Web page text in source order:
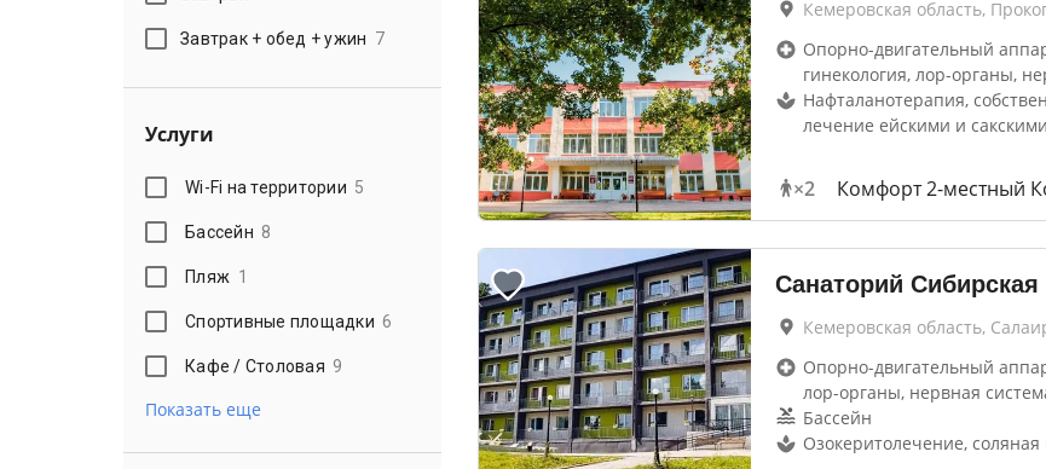
Завтрак + обед + ужин 7
Услуги
Wi-Fi на территории 5
Бассейн 8
Пляж 1
Спортивные площадки 6
Кафе / Столовая 9
Показать еще
Кемеровская область,
Опорно-двигательный
гинекология, лор-органы,
Нафталанотерапия,
лечение ейскими и
×2 Комфорт 2-местный
Санаторий Сибирская
Кемеровская область,
Опорно-двигательный
лор-органы, нервная
Бассейн
Озокеритолечение,